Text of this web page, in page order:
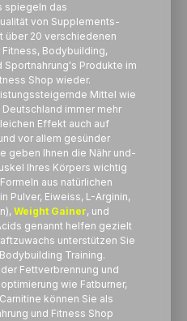
spiegeln das
von Supplements-
über 20 verschiedenen
Bodybuilding,
Produkte im
Shop wieder.
Mittel wie
immer mehr
Effekt auch auf
vor allem gesünder
geben Ihnen die Nähr und-
Ihres Körpers wichtig
aus natürlichen
Pulver, Eiweiss, L-Arginin,
Weight Gainer, und
genannt helfen gezielt
unterstützen Sie
Training.
Fettverbrennung und
wie Fatburner,
können Sie als
und Fitness Shop